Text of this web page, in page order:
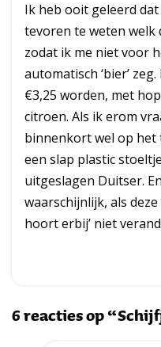
Ik heb ooit geleerd
tevoren te weten welk
zodat ik me niet voor
automatisch ‘bier’
€3,25 worden, met
citroen. Als ik erom
binnenkort wel op het
een slap plastic
uitgeslagen Duitser.
waarschijnlijk, als
hoort erbij’ niet
6 reacties op